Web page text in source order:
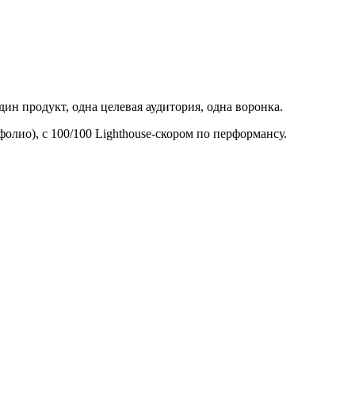
продукт, одна целевая аудитория, одна воронка.
с 100/100 Lighthouse-скором по перформансу.